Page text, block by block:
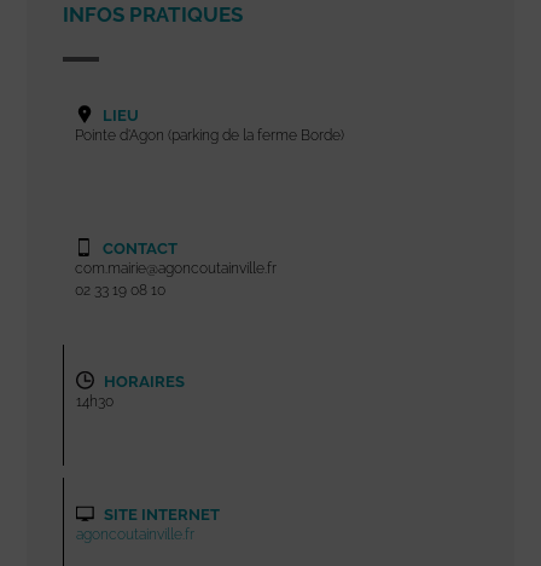
INFOS PRATIQUES
LIEU
Pointe d'Agon (parking de la ferme Borde)
CONTACT
com.mairie@agoncoutainville.fr
02 33 19 08 10
HORAIRES
14h30
SITE INTERNET
agoncoutainville.fr